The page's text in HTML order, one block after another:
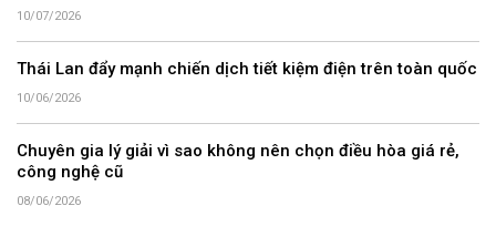
10/07/2026
Thái Lan đẩy mạnh chiến dịch tiết kiệm điện trên toàn quốc
10/06/2026
Chuyên gia lý giải vì sao không nên chọn điều hòa giá rẻ,
công nghệ cũ
08/06/2026